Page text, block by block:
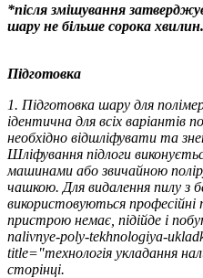
*після змішування
шару не більше сорока хвилин.
Підготовка
1. Підготовка шару для
ідентична для всіх
необхідно відшліфувати та
Шліфування підлоги
машинами або звичайною
чашкою. Для видалення пилу з
використовуються
пристрою немає, підійде і
nalivnye-poly-tekhnologiya-
title="технологія укладання
сторінці.